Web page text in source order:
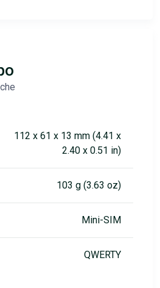
112 x 61 x 13 mm (4.41 x
2.40 x 0.51 in)
103 g (3.63 oz)
Mini-SIM
QWERTY